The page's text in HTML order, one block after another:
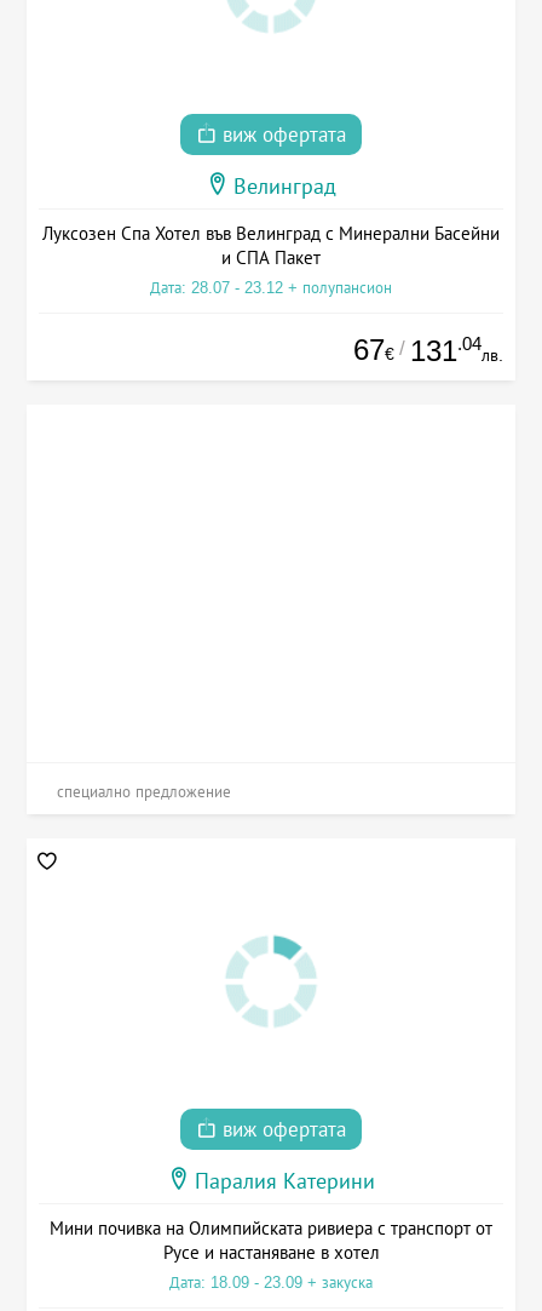
виж офертата
Велинград
Луксозен Спа Хотел във Велинград с Минерални Басейни
и СПА Пакет
Дата: 28.07 - 23.12 + полупансион
67€ / 131.04
лв.
специално предложение
виж офертата
Паралия Катерини
Мини почивка на Олимпийската ривиера с транспорт от
Русе и настаняване в хотел
Дата: 18.09 - 23.09 + закуска